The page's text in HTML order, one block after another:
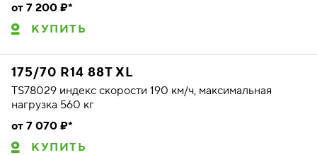
от 7 200 ₽*
КУПИТЬ
175/70 R14 88T XL
TS78029 индекс скорости 190 км/ч, максимальная
нагрузка 560 кг
от 7 070 ₽*
КУПИТЬ